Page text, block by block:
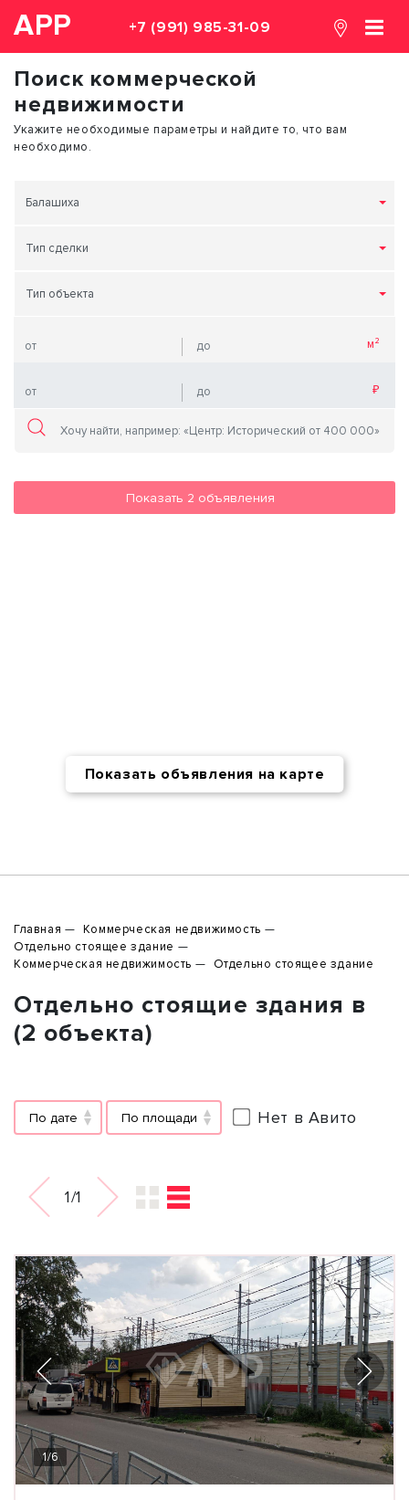
АРР +7 (991) 985-31-09
Поиск коммерческой
недвижимости
Укажите необходимые параметры и найдите то, что вам
необходимо.
Балашиха
Тип сделки
Тип объекта
Показать 2 объявления
Показать объявления на карте
Главная
Коммерческая недвижимость
Отдельно стоящее здание
Коммерческая недвижимость
Отдельно стоящее здание
Отдельно стоящие здания в
(2 объекта)
По дате По площади Нет в Авито
1/1
1/6